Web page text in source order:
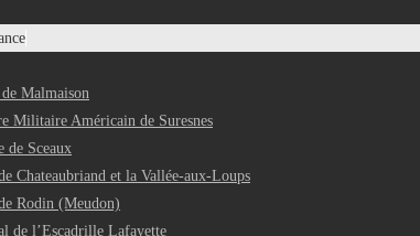
de Malmaison
Militaire Américain de Suresnes
de Sceaux
Chateaubriand et la Vallée-aux-Loups
Rodin (Meudon)
de l’Escadrille Lafayette